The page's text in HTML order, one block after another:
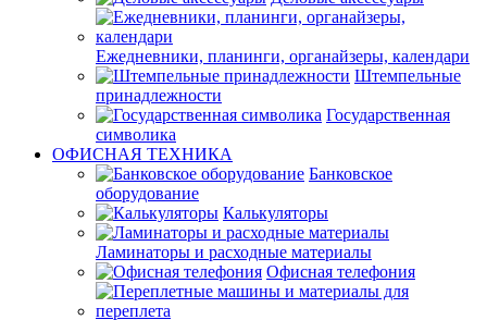
Ежедневники, планинги, органайзеры, календари
Штемпельные
принадлежности
Государственная
символика
ОФИСНАЯ ТЕХНИКА
Банковское
оборудование
Калькуляторы
Ламинаторы и расходные материалы
Офисная телефония